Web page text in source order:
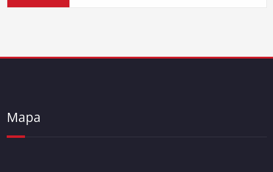
Mapa